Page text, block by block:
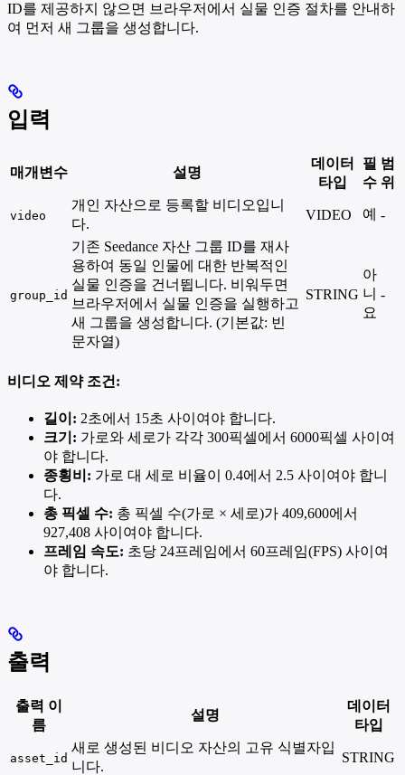
ID를 제공하지 않으면 브라우저에서 실물 인증 절차를 안내하
여 먼저 새 그룹을 생성합니다.
입력
매개변수 설명
데이터
타입
필
수
범
위
video
개인 자산으로 등록할 비디오입니
다.
VIDEO 예 -
group_id
기존 Seedance 자산 그룹 ID를 재사
용하여 동일 인물에 대한 반복적인
실물 인증을 건너뜁니다. 비워두면
브라우저에서 실물 인증을 실행하고
새 그룹을 생성합니다. (기본값: 빈
문자열)
STRING
아
니
요
-
비디오 제약 조건:
길이: 2초에서 15초 사이여야 합니다.
크기: 가로와 세로가 각각 300픽셀에서 6000픽셀 사이여
야 합니다.
종횡비: 가로 대 세로 비율이 0.4에서 2.5 사이여야 합니
다.
총 픽셀 수: 총 픽셀 수(가로 × 세로)가 409,600에서
927,408 사이여야 합니다.
프레임 속도: 초당 24프레임에서 60프레임(FPS) 사이여
야 합니다.
출력
출력 이
름
설명
데이터
타입
asset_id
새로 생성된 비디오 자산의 고유 식별자입
니다.
STRING